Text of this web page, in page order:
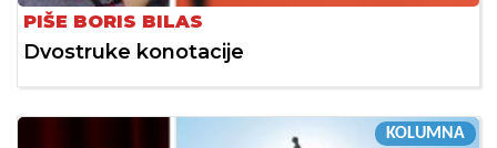
PIŠE BORIS BILAS
Dvostruke konotacije
KOLUMNA